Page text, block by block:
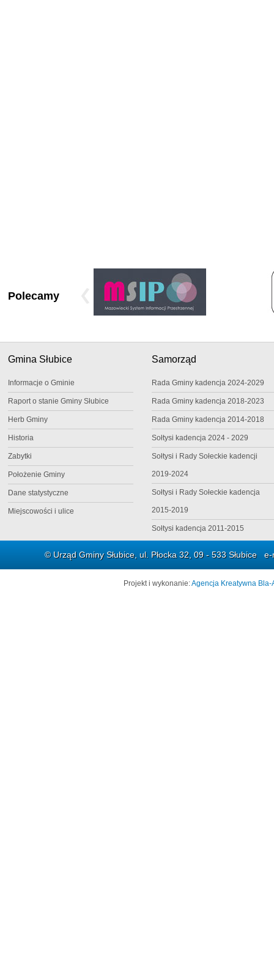
Polecamy
Gmina Słubice
Informacje o Gminie
Raport o stanie Gminy Słubice
Herb Gminy
Historia
Zabytki
Położenie Gminy
Dane statystyczne
Miejscowości i ulice
Samorząd
Rada Gminy kadencja 2024-2029
Rada Gminy kadencja 2018-2023
Rada Gminy kadencja 2014-2018
Sołtysi kadencja 2024 - 2029
Sołtysi i Rady Sołeckie kadencji
2019-2024
Sołtysi i Rady Sołeckie kadencja
2015-2019
Sołtysi kadencja 2011-2015
© Urząd Gminy Słubice, ul. Płocka 32, 09 - 533 Słubice
Projekt i wykonanie:Agencja Kreatywna Bla-